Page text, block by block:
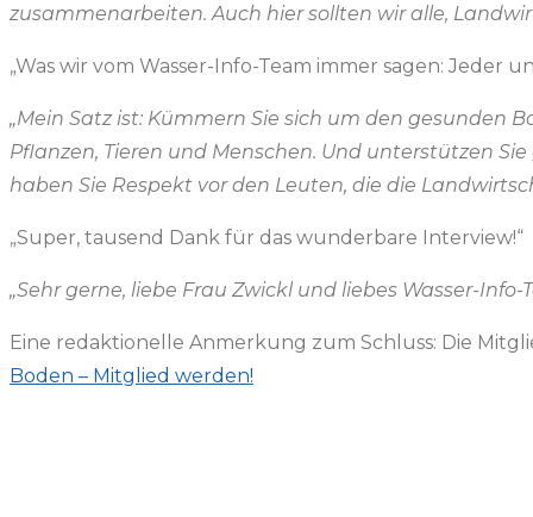
zusammenarbeiten. Auch hier sollten wir alle,
„Was wir vom Wasser-Info-Team immer sagen:
„Mein Satz ist: Kümmern Sie sich um den gesunden
Pflanzen, Tieren und Menschen. Und unterstützen
haben Sie Respekt vor den Leuten, die die
„Super, tausend Dank für das wunderbare Interview!“
„Sehr gerne, liebe Frau Zwickl und liebes Wasser-
Eine redaktionelle Anmerkung zum Schluss: Die
Boden – Mitglied werden!